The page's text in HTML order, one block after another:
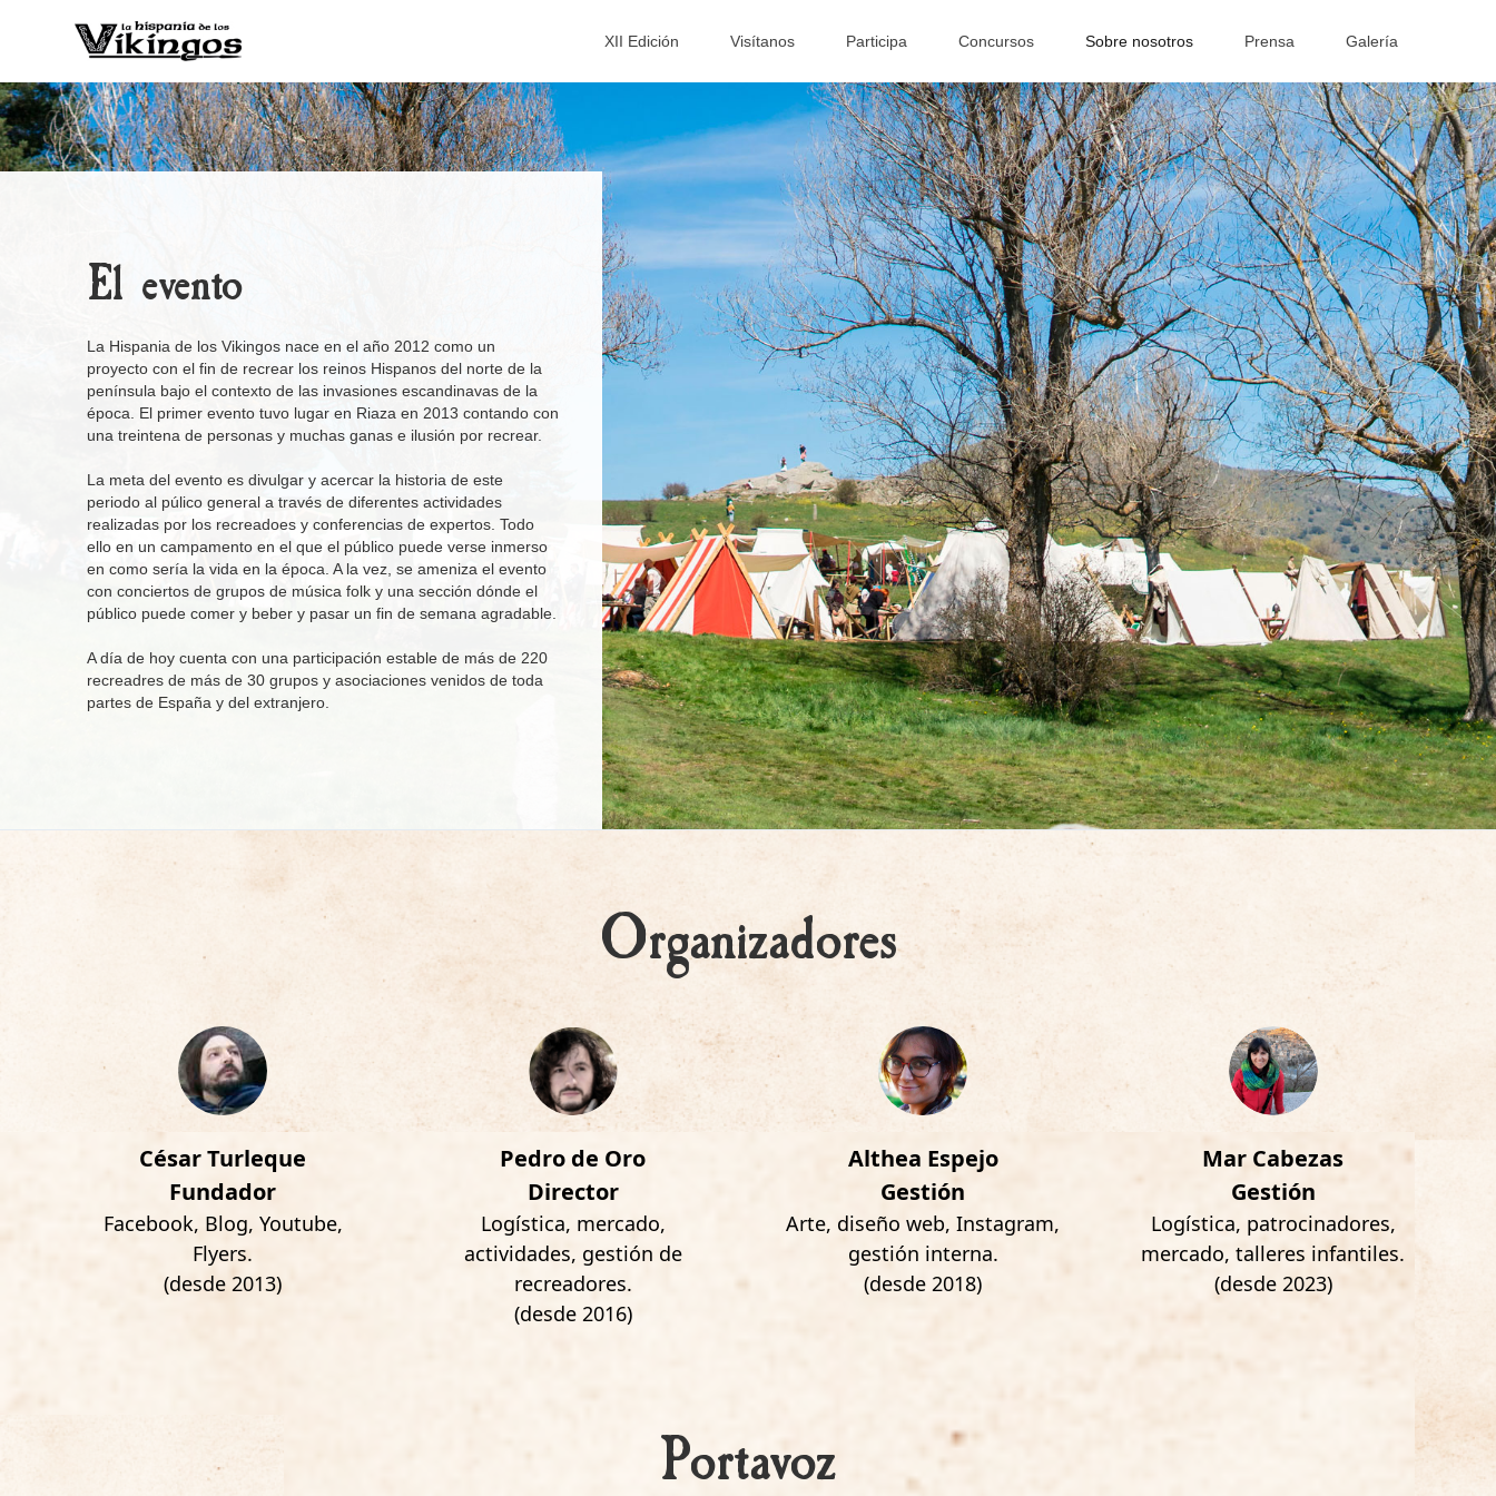
XII Edición Visítanos Participa Concursos Sobre nosotros Prensa Galería
El evento
La Hispania de los Vikingos nace en el año 2012 como un
proyecto con el fin de recrear los reinos Hispanos del norte de la
península bajo el contexto de las invasiones escandinavas de la
época. El primer evento tuvo lugar en Riaza en 2013 contando con
una treintena de personas y muchas ganas e ilusión por recrear.
La meta del evento es divulgar y acercar la historia de este
periodo al púlico general a través de diferentes actividades
realizadas por los recreadoes y conferencias de expertos. Todo
ello en un campamento en el que el público puede verse inmerso
en como sería la vida en la época. A la vez, se ameniza el evento
con conciertos de grupos de música folk y una sección dónde el
público puede comer y beber y pasar un fin de semana agradable.
A día de hoy cuenta con una participación estable de más de 220
recreadres de más de 30 grupos y asociaciones venidos de toda
partes de España y del extranjero.
Organizadores
César Turleque
Fundador
Facebook, Blog, Youtube,
Flyers.
(desde 2013)
Pedro de Oro
Director
Logística, mercado,
actividades, gestión de
recreadores.
(desde 2016)
Althea Espejo
Gestión
Arte, diseño web, Instagram,
gestión interna.
(desde 2018)
Mar Cabezas
Gestión
Logística, patrocinadores,
mercado, talleres infantiles.
(desde 2023)
Portavoz